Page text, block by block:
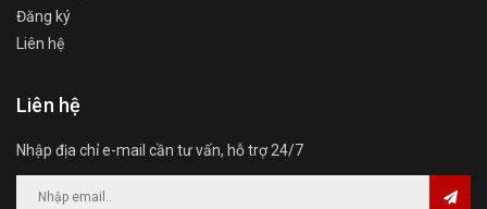
Đăng ký
Liên hệ
Liên hệ
Nhập địa chỉ e-mail cần tư vấn, hỗ trợ 24/7